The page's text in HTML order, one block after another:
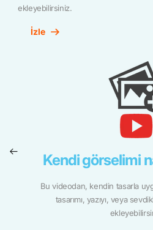
ekleyebilirsiniz.
İzle
Kendi görselimi
Bu videodan, kendin tasarla
tasarımı, yazıyı, veya